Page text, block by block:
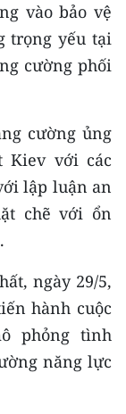
vào bảo vệ
trọng yếu tại
cường phối
cường ủng
Kiev với các
lập luận an
chẽ với ổn
ngày 29/5,
hành cuộc
phỏng tình
năng lực